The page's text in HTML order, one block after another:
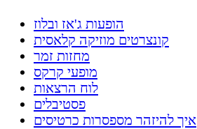
הופעות ג'אז ובלוז
קונצרטים מוזיקה קלאסית
מחזות זמר
מופעי קרקס
לוח הרצאות
פסטיבלים
איך להיזהר מספסרות כרטיסים